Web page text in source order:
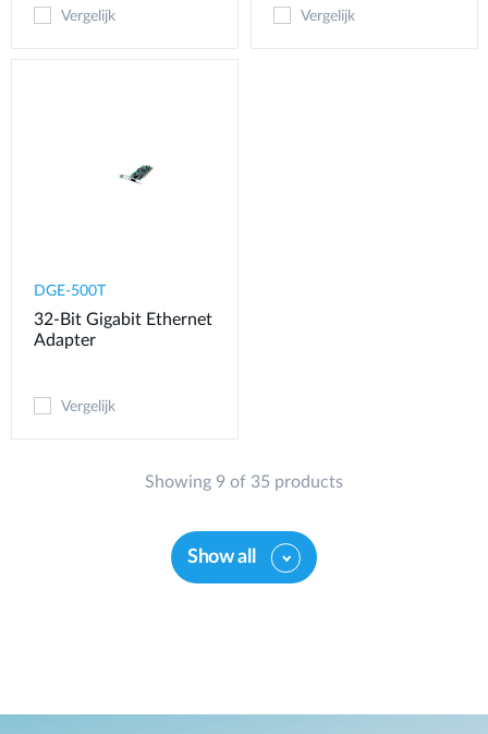
Vergelijk Vergelijk
DGE-500T
32-Bit Gigabit Ethernet
Adapter
Vergelijk
Showing 9 of 35 products
Show all